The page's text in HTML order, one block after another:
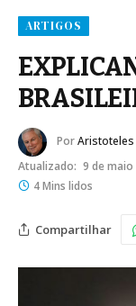
ARTIGOS
Por
Atualizado: 9 de maio
4 Mins lidos
Compartilhar